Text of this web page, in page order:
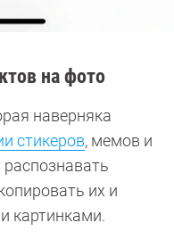
на фото
наверняка
стикеров, мемов и
их и
картинками.